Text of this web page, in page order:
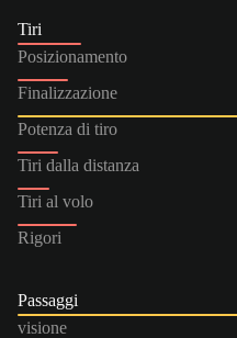
Tiri
Posizionamento
Finalizzazione
Potenza di tiro
Tiri dalla distanza
Tiri al volo
Rigori
Passaggi
visione